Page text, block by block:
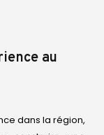
au
dans la région,